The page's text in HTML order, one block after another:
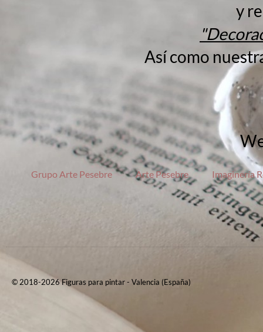
y
Así como
Grupo Arte Pesebre Arte Pesebre Imaginería
© 2018-2026 Figuras para pintar - Valencia (España)